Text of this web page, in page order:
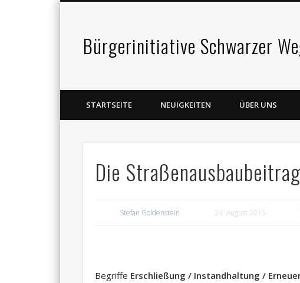
Bürgerinitiative Schwarzer
STARTSEITE NEUIGKEITEN ÜBER UNS
Die
Stefan Goldenstein 24. August 2015
Begriffe Erschließung / Instandhaltung /